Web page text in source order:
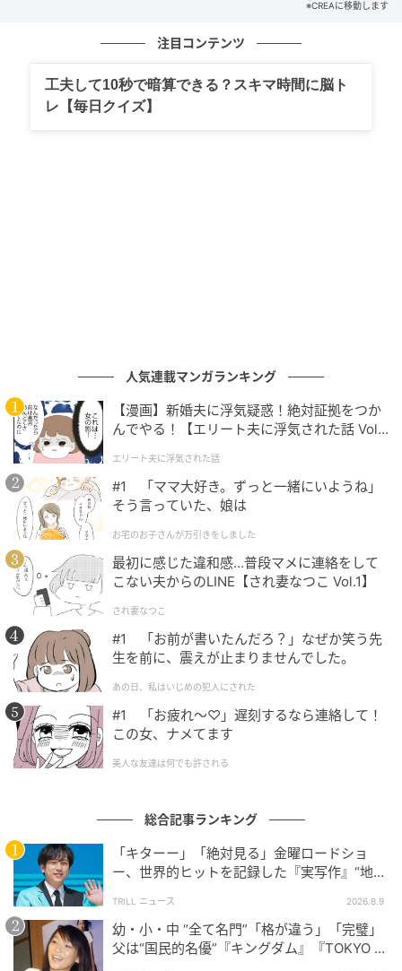
日の運勢
※CREAに移動します
注目コンテンツ
工夫して10秒で暗算できる？スキマ時間に脳ト
レ【毎日クイズ】
人気連載マンガランキング
【漫画】新婚夫に浮気疑惑！絶対証拠をつか
んでやる！【エリート夫に浮気された話 Vol.
エリート夫に浮気された話
#1 「ママ大好き。ずっと一緒にいようね」
そう言っていた、娘は
お宅のお子さんが万引きをしました
最初に感じた違和感…普段マメに連絡をして
こない夫からのLINE【され妻なつこ Vol.1】
され妻なつこ
#1 「お前が書いたんだろ？」なぜか笑う先
生を前に、震えが止まりませんでした。
あの日、私はいじめの犯人にされた
#1 「お疲れ〜♡」遅刻するなら連絡して！
この女、ナメてます
美人な友達は何でも許される
総合記事ランキング
「キターー」「絶対見る」金曜ロードショ
ー、世界的ヒットを記録した『実写作』“地上
TRILL ニュース 2026.8.9
幼・小・中 “全て名門”「格が違う」「完璧」
父は“国民的名優”『キングダム』『TOKYO M